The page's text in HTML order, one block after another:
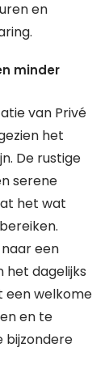
en
minder
van Privé
het
De rustige
serene
het wat
een
het dagelijks
een welkome
en te
bijzondere